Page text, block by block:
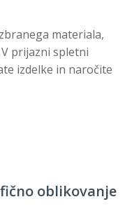
materiala,
prijazni spletni
izdelke in naročite
oblikovanje